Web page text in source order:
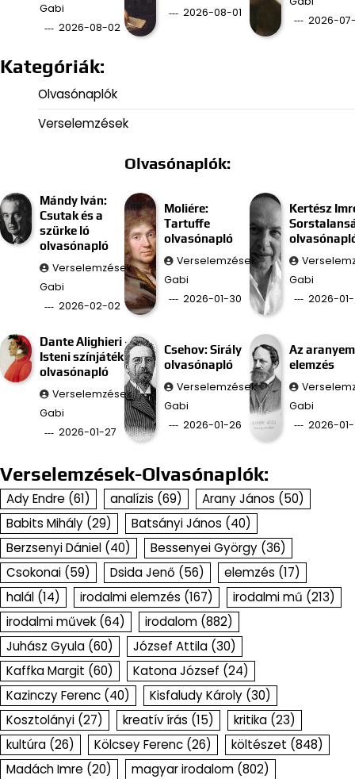
Gabi
2026-08-02
2026-08-01
2026-
Kategóriák:
Olvasónaplók
Verselemzések
Olvasónaplók:
Mándy Iván:
Csutak és a
szürke ló
olvasónapló
Verselemzések
Gabi
2026-02-02
Moliére:
Tartuffe
olvasónapló
Verselemzések
Gabi
2026-01-30
Kertész
Gabi
2026-
Dante Alighieri –
Isteni színjáték
olvasónapló
Verselemzések
Gabi
2026-01-27
Csehov: Sirály
olvasónapló
Verselemzések
Gabi
2026-01-26
Az
elemzés
Gabi
2026-
Verselemzések-Olvasónaplók:
Ady Endre (61) analízis (69) Arany János (50)
Babits Mihály (29) Batsányi János (40)
Berzsenyi Dániel (40) Bessenyei György (36)
Csokonai (59) Dsida Jenő (56) elemzés (17)
halál (14) irodalmi elemzés (167) irodalmi mű (213)
irodalmi művek (64) irodalom (882)
Juhász Gyula (60) József Attila (30)
Kaffka Margit (60) Katona József (24)
Kazinczy Ferenc (40) Kisfaludy Károly (30)
Kosztolányi (27) kreatív írás (15) kritika (23)
kultúra (26) Kölcsey Ferenc (26) költészet (848)
Madách Imre (20) magyar irodalom (802)